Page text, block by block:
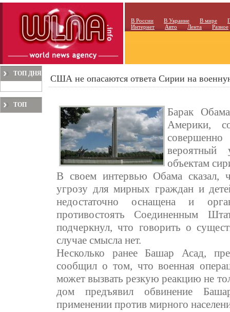
В России В Украине В мире
Интернет
Авто Лента Разное
ТОП ДНЯ
ТОП
США не опасаются ответа Сирии на
Барак
Америки,
объектам
В своем интервью Обама сказал,
угрозу для мирных граждан и
недостаточно оснащена и
противостоять Соединенным
подчеркнул, что говорить о
случае смысла нет.
Несколько ранее Башар Асад,
сообщил о том, что военная
может вызвать резкую реакцию не
дом предъявил обвинение
применении против мирного